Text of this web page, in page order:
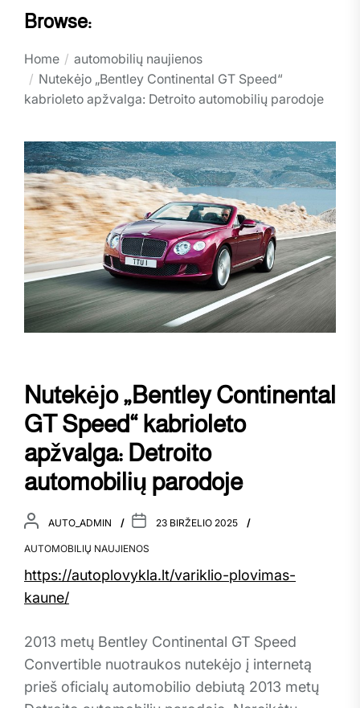
Browse:
Home
automobilių naujienos
Nutekėjo „Bentley Continental GT Speed“
kabrioleto apžvalga: Detroito automobilių parodoje
Nutekėjo „Bentley Continental
GT Speed“ kabrioleto
apžvalga: Detroito
automobilių parodoje
AUTO_ADMIN 23 BIRŽELIO 2025
AUTOMOBILIŲ NAUJIENOS
https://autoplovykla.lt/variklio-plovimas-
kaune/
2013 metų Bentley Continental GT Speed
Convertible nuotraukos nutekėjo į internetą
prieš oficialų automobilio debiutą 2013 metų